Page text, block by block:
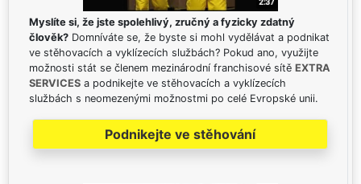
Myslíte si, že jste spolehlivý, zručný a fyzicky zdatný
člověk? Domníváte se, že byste si mohl vydělávat a podnikat
ve stěhovacích a vyklízecích službách? Pokud ano, využijte
možnosti stát se členem mezinárodní franchisové sítě EXTRA
SERVICES a podnikejte ve stěhovacích a vyklízecích
službách s neomezenými možnostmi po celé Evropské unii.
Podnikejte ve stěhování